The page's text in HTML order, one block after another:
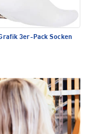
3er-Pack Socken